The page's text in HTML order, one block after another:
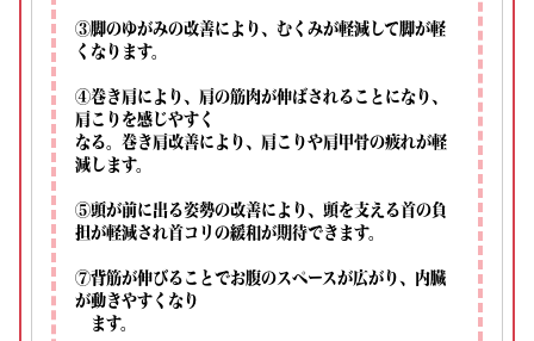
③脚のゆがみの改善により、むくみが軽減して脚が軽
くなります。
④巻き肩により、肩の筋肉が伸ばされることになり、
肩こりを感じやすく
なる。巻き肩改善により、肩こりや肩甲骨の疲れが軽
減します。
⑤頭が前に出る姿勢の改善により、頭を支える首の負
担が軽減され首コリの緩和が期待できます。
⑦背筋が伸びることでお腹のスペースが広がり、内臓
が動きやすくなり
ます。